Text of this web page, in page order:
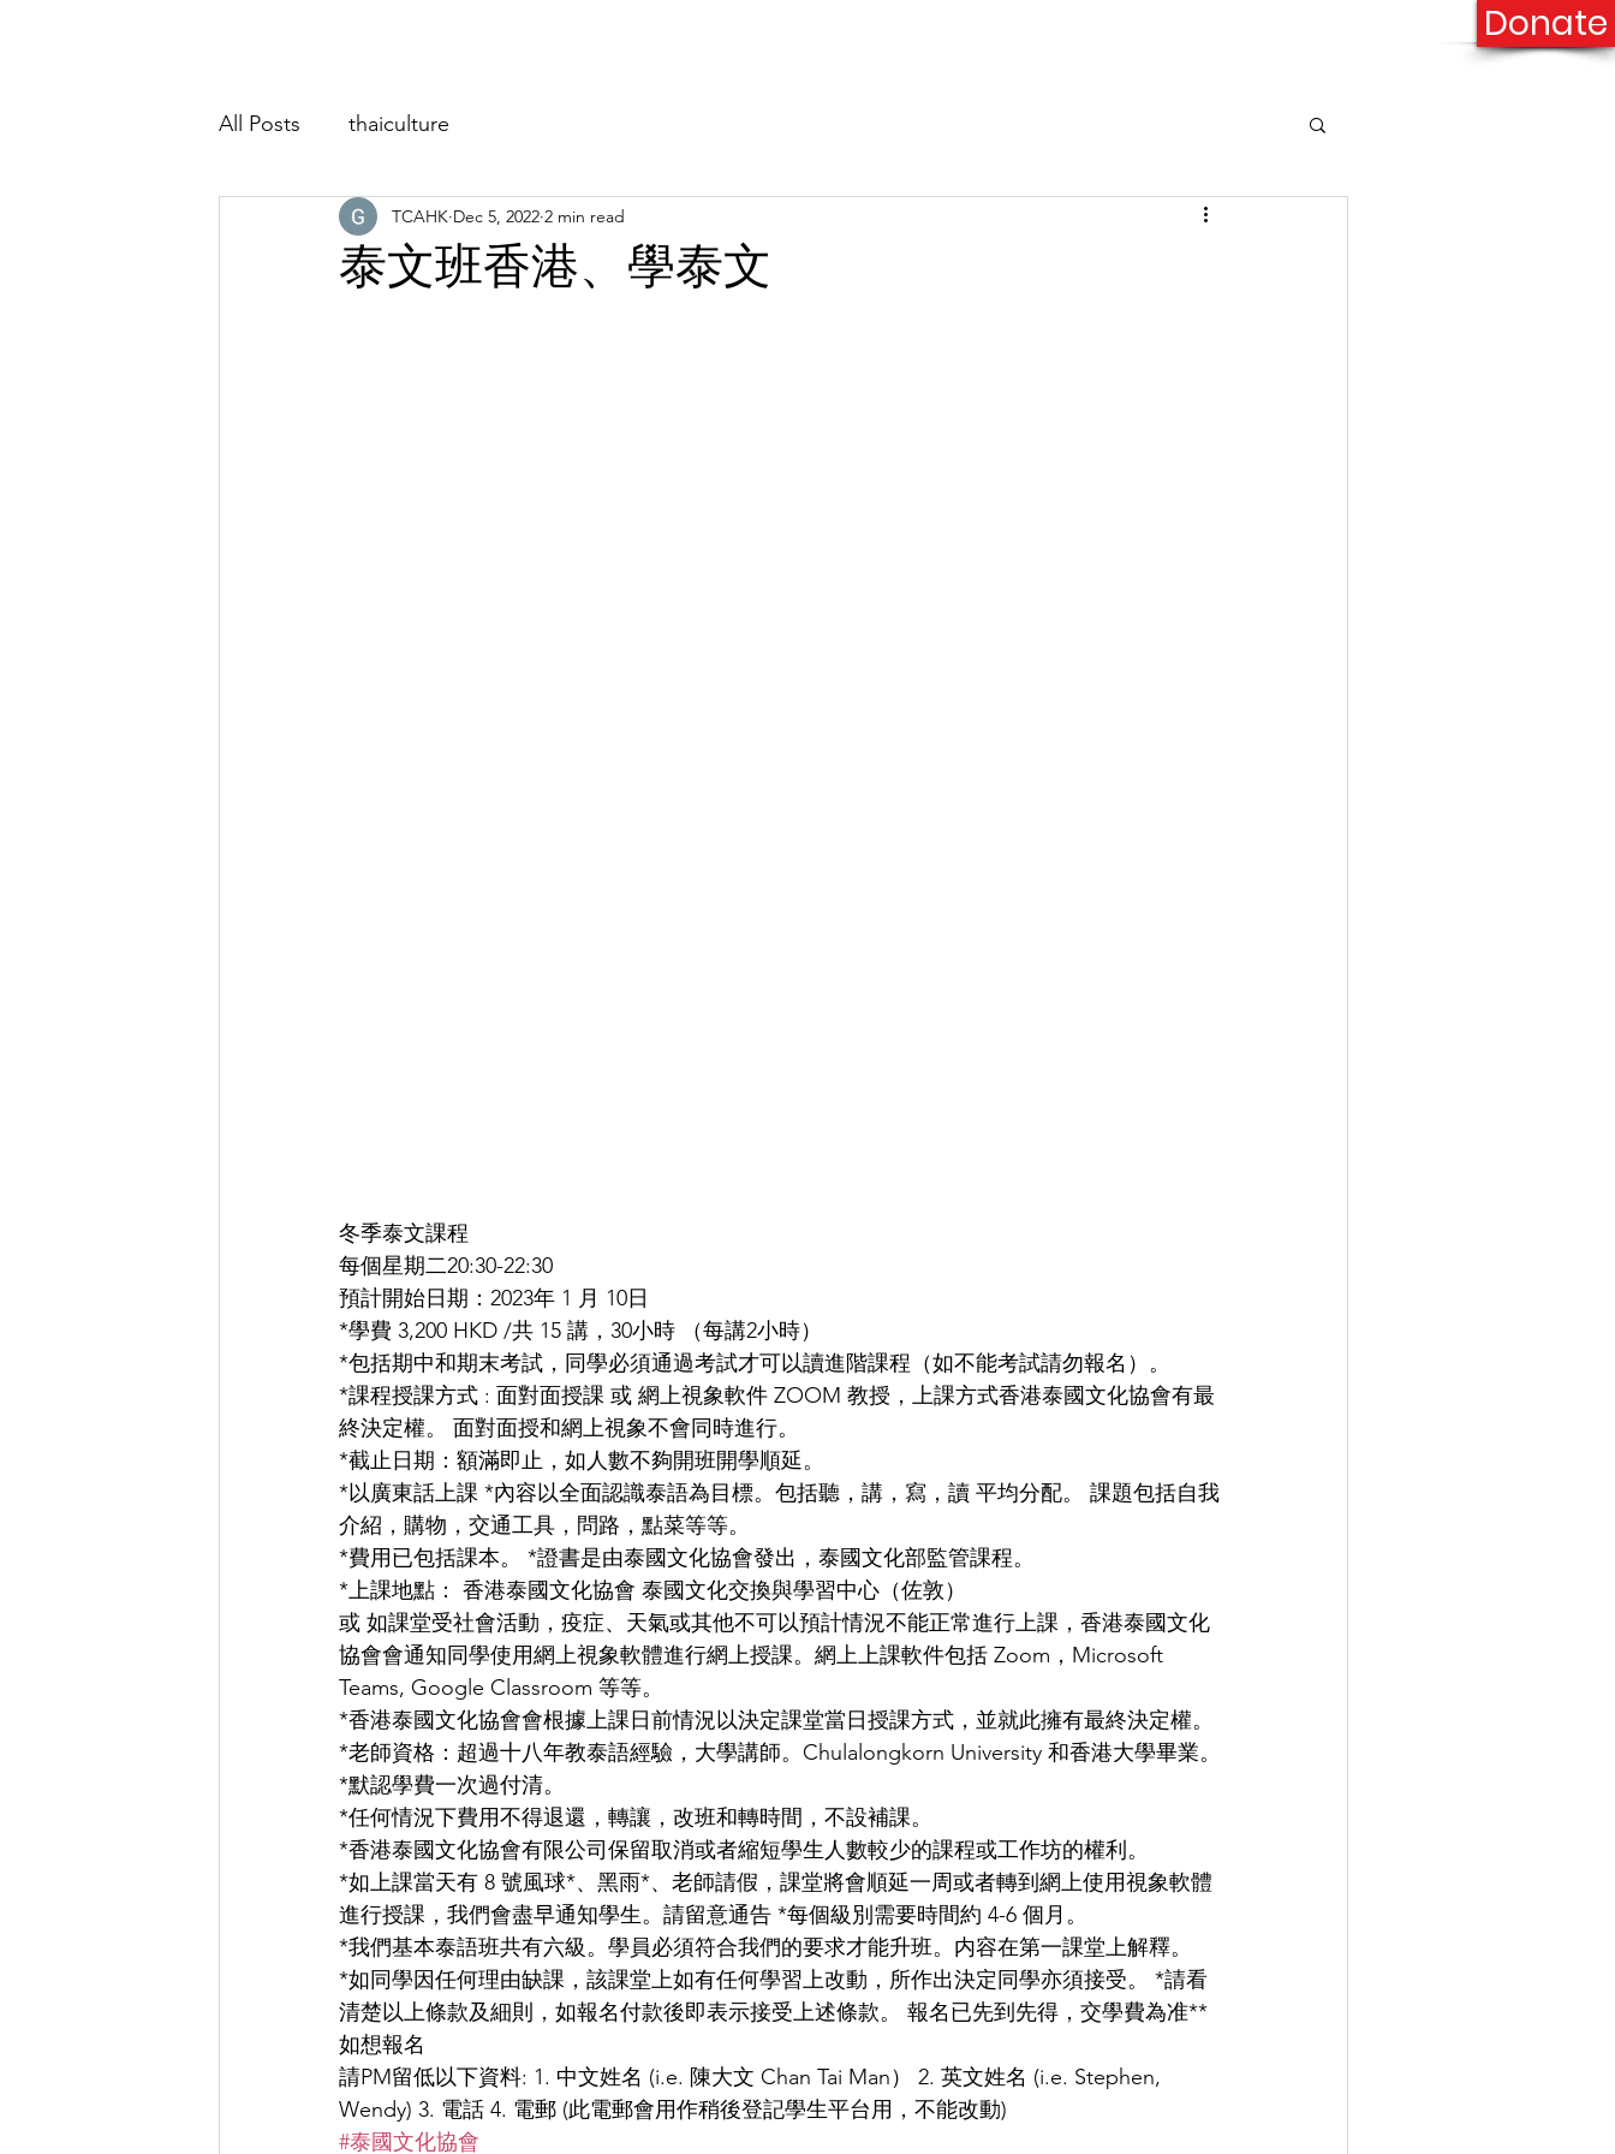
Donate
All Posts thaiculture
泰文班香港、學泰文
TCAHK Dec 5, 2022 2 min read
冬季泰文課程
每個星期二20:30-22:30
預計開始日期：2023年 1 月 10日
*學費 3,200 HKD /共 15 講，30小時 （每講2小時）
*包括期中和期末考試，同學必須通過考試才可以讀進階課程（如不能考試請勿報名）。
*課程授課方式 : 面對面授課 或 網上視象軟件 ZOOM 教授，上課方式香港泰國文化協會有最
終決定權。 面對面授和網上視象不會同時進行。
*截止日期：額滿即止，如人數不夠開班開學順延。
*以廣東話上課 *內容以全面認識泰語為目標。包括聽，講，寫，讀 平均分配。 課題包括自我
介紹，購物，交通工具，問路，點菜等等。
*費用已包括課本。 *證書是由泰國文化協會發出，泰國文化部監管課程。
*上課地點： 香港泰國文化協會 泰國文化交換與學習中心（佐敦）
或 如課堂受社會活動，疫症、天氣或其他不可以預計情況不能正常進行上課，香港泰國文化
協會會通知同學使用網上視象軟體進行網上授課。網上上課軟件包括 Zoom，Microsoft
Teams, Google Classroom 等等。
*香港泰國文化協會會根據上課日前情況以決定課堂當日授課方式，並就此擁有最終決定權。
*老師資格：超過十八年教泰語經驗，大學講師。Chulalongkorn University 和香港大學畢業。
*默認學費一次過付清。
*任何情況下費用不得退還，轉讓，改班和轉時間，不設補課。
*香港泰國文化協會有限公司保留取消或者縮短學生人數較少的課程或工作坊的權利。
*如上課當天有 8 號風球*、黑雨*、老師請假，課堂將會順延一周或者轉到網上使用視象軟體
進行授課，我們會盡早通知學生。請留意通告 *每個級別需要時間約 4-6 個月。
*我們基本泰語班共有六級。學員必須符合我們的要求才能升班。内容在第一課堂上解釋。
*如同學因任何理由缺課，該課堂上如有任何學習上改動，所作出決定同學亦須接受。 *請看
清楚以上條款及細則，如報名付款後即表示接受上述條款。 報名已先到先得，交學費為准**
如想報名
請PM留低以下資料: 1. 中文姓名 (i.e. 陳大文 Chan Tai Man） 2. 英文姓名 (i.e. Stephen,
Wendy) 3. 電話 4. 電郵 (此電郵會用作稍後登記學生平台用，不能改動)
#泰國文化協會